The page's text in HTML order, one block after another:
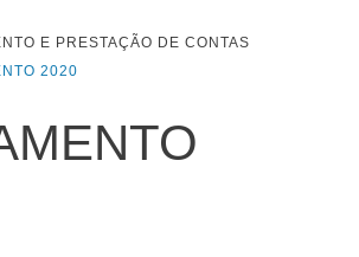
E PRESTAÇÃO DE CONTAS
2020